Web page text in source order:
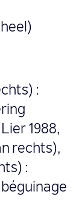
:
1988,
rechts),
: